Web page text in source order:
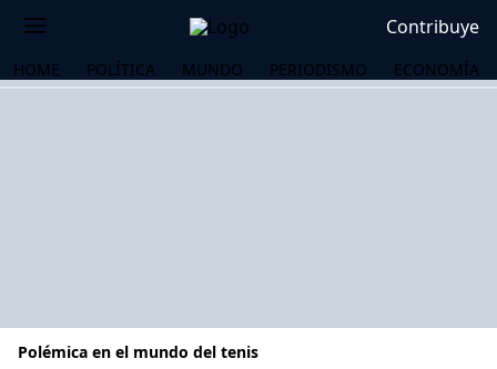
Contribuye
HOME POLÍTICA MUNDO PERIODISMO ECONOMÍA
Polémica en el mundo del tenis